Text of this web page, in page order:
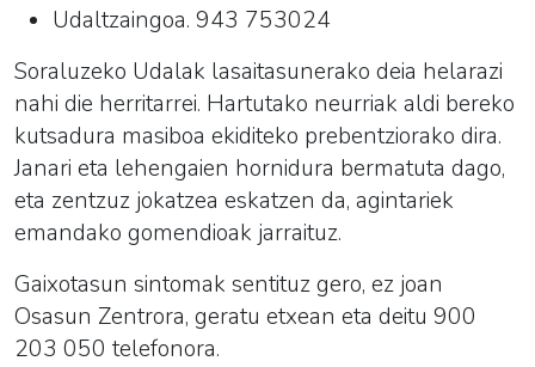
Udaltzaingoa. 943 753024
Soraluzeko Udalak lasaitasunerako deia helarazi
nahi die herritarrei. Hartutako neurriak aldi bereko
kutsadura masiboa ekiditeko prebentziorako dira.
Janari eta lehengaien hornidura bermatuta dago,
eta zentzuz jokatzea eskatzen da, agintariek
emandako gomendioak jarraituz.
Gaixotasun sintomak sentituz gero, ez joan
Osasun Zentrora, geratu etxean eta deitu 900
203 050 telefonora.